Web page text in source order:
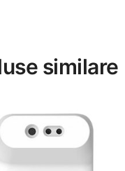
similare